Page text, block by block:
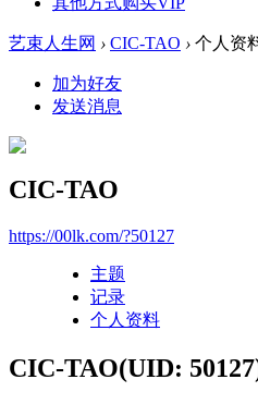
艺束人生网 › CIC-TAO › 个人资
加为好友
发送消息
CIC-TAO
https://00lk.com/?50127
主题
记录
个人资料
CIC-TAO(UID: